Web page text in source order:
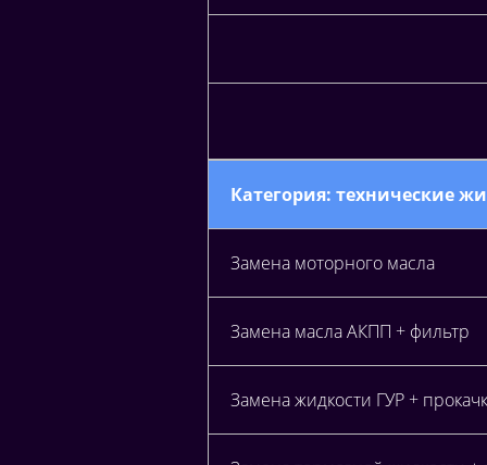
Категория: технические
Замена моторного масла
Замена масла АКПП + фильтр
Замена жидкости ГУР +